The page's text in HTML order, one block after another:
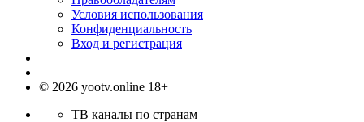
Условия использования
Конфиденциальность
Вход и регистрация
© 2026 yootv.online 18+
ТВ каналы по странам